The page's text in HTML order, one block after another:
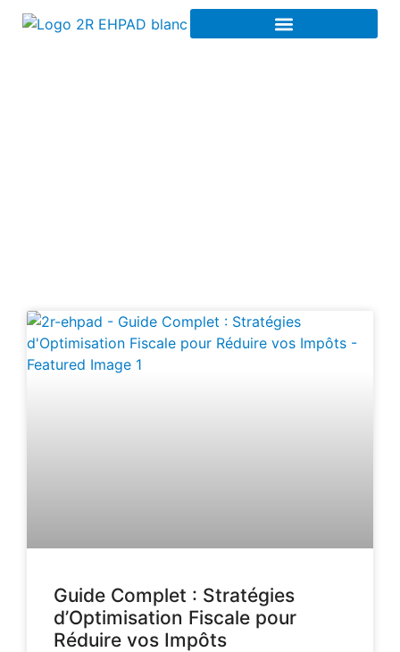
Guide Complet : Stratégies
d’Optimisation Fiscale pour
Réduire vos Impôts